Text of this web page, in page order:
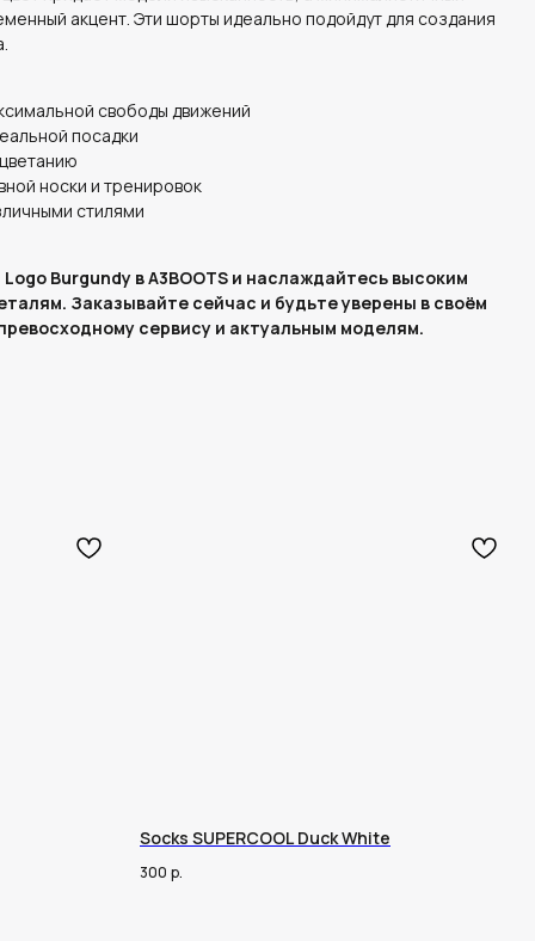
акцент. Эти шорты идеально подойдут для создания
свободы движений
посадки
носки и тренировок
стилями
Burgundy в A3BOOTS и наслаждайтесь высоким
Заказывайте сейчас и будьте уверены в своём
сервису и актуальным моделям.
Socks SUPERCOOL Duck White
300 р.